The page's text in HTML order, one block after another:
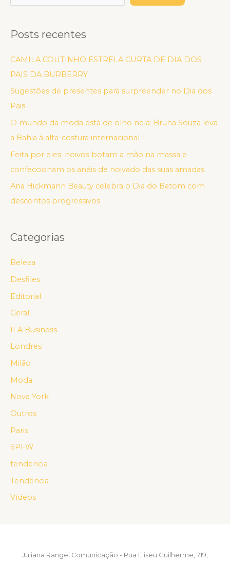
Posts recentes
CAMILA COUTINHO ESTRELA CURTA DE DIA DOS
PAIS DA BURBERRY
Sugestões de presentes para surpreender no Dia dos
Pais
O mundo da moda está de olho nela: Bruna Souza leva
a Bahia à alta-costura internacional
Feita por eles: noivos botam a mão na massa e
confeccionam os anéis de noivado das suas amadas
Ana Hickmann Beauty celebra o Dia do Batom com
descontos progressivos
Categorias
Beleza
Desfiles
Editorial
Geral
IFA Business
Londres
Milão
Moda
Nova York
Outros
Paris
SPFW
tendencia
Tendência
Vídeos
Juliana Rangel Comunicação - Rua Eliseu Guilherme, 719,